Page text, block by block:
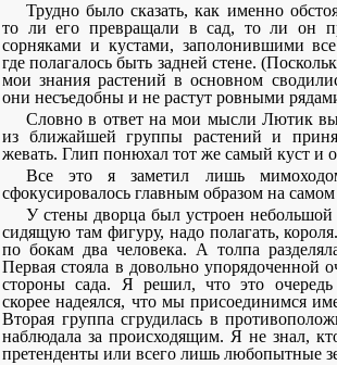
Трудно было сказать, как именно
то ли его превращали в сад, то ли он
сорняками и кустами, заполонившими
где полагалось быть задней стене.
мои знания растений в основном
они несъедобны и не растут ровными
Словно в ответ на мои мысли Лютик
из ближайшей группы растений и
жевать. Глип понюхал тот же самый куст и
Все это я заметил лишь
сфокусировалось главным образом на самом
У стены дворца был устроен
сидящую там фигуру, надо полагать,
по бокам два человека. А толпа
Первая стояла в довольно упорядоченной
стороны сада. Я решил, что это
скорее надеялся, что мы присоединимся
Вторая группа сгрудилась в
наблюдала за происходящим. Я не знал,
претенденты или всего лишь любопытные